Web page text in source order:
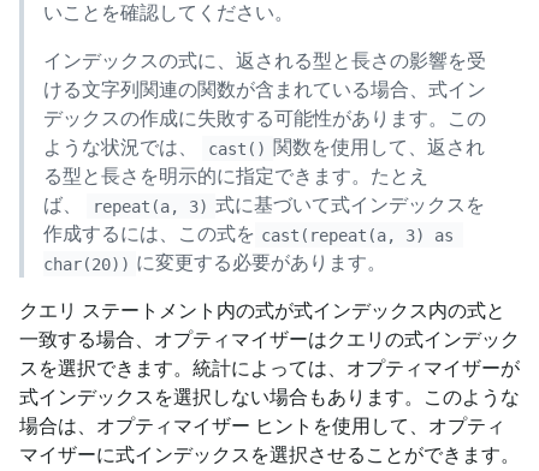
いことを確認してください。
インデックスの式に、返される型と長さの影響を受
ける文字列関連の関数が含まれている場合、式イン
デックスの作成に失敗する可能性があります。この
ような状況では、
cast() 関数を使用して、返され
る型と長さを明示的に指定できます。たとえ
ば、
repeat(a, 3) 式に基づいて式インデックスを
作成するには、この式を cast(repeat(a, 3) as
char(20)) に変更する必要があります。
クエリ ステートメント内の式が式インデックス内の式と
一致する場合、オプティマイザーはクエリの式インデック
スを選択できます。統計によっては、オプティマイザーが
式インデックスを選択しない場合もあります。このような
場合は、オプティマイザー ヒントを使用して、オプティ
マイザーに式インデックスを選択させることができます。